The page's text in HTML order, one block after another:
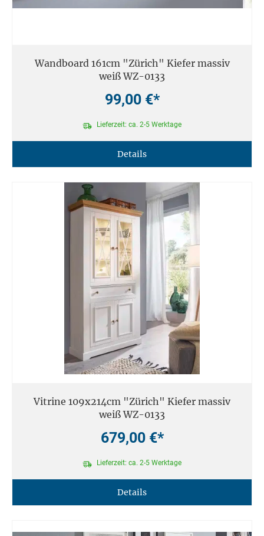
Wandboard 161cm "Zürich" Kiefer massiv
weiß WZ-0133
99,00 €*
Lieferzeit: ca. 2-5 Werktage
Details
Vitrine 109x214cm "Zürich" Kiefer massiv
weiß WZ-0133
679,00 €*
Lieferzeit: ca. 2-5 Werktage
Details